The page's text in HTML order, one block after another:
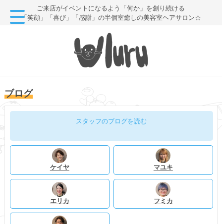
ご来店がイベントになるよう「何か」を創り続ける
「笑顔」「喜び」「感謝」の半個室癒しの美容室ヘアサロン☆
ブログ
スタッフのブログを読む
ケイヤ マユキ
エリカ フミカ